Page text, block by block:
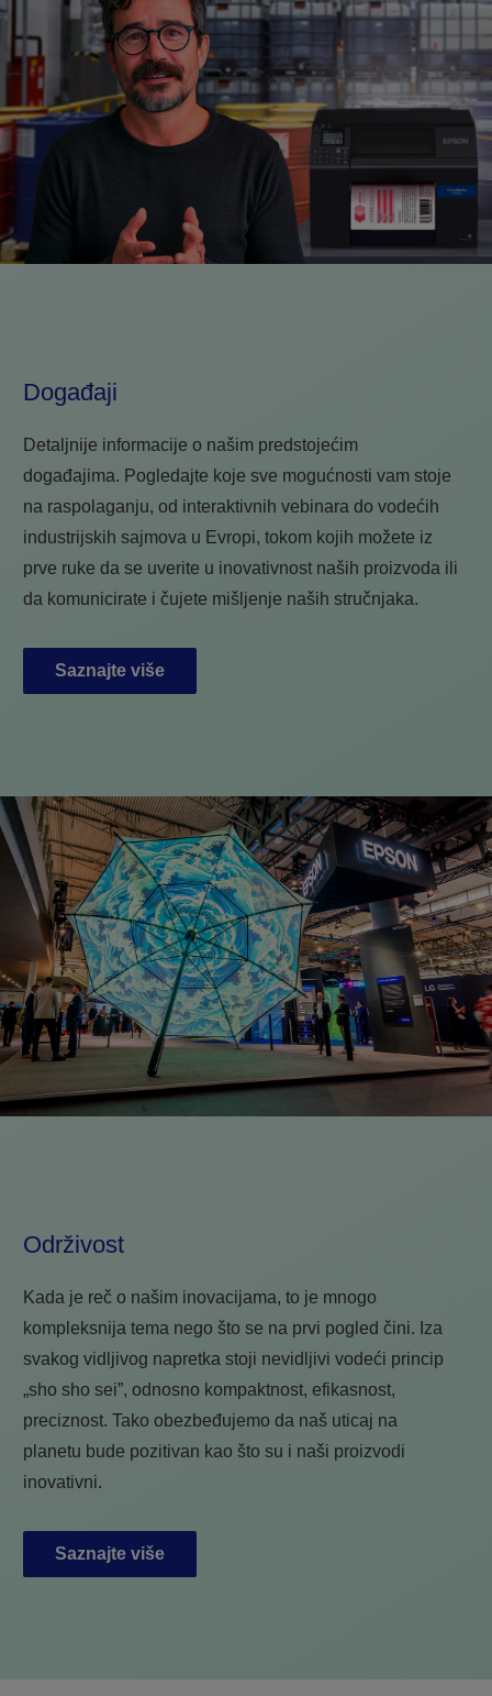
Događaji
Detaljnije informacije o našim predstojećim
događajima. Pogledajte koje sve mogućnosti vam stoje
na raspolaganju, od interaktivnih vebinara do vodećih
industrijskih sajmova u Evropi, tokom kojih možete iz
prve ruke da se uverite u inovativnost naših proizvoda ili
da komunicirate i čujete mišljenje naših stručnjaka.
Saznajte više
Održivost
Kada je reč o našim inovacijama, to je mnogo
kompleksnija tema nego što se na prvi pogled čini. Iza
svakog vidljivog napretka stoji nevidljivi vodeći princip
„sho sho sei”, odnosno kompaktnost, efikasnost,
preciznost. Tako obezbeđujemo da naš uticaj na
planetu bude pozitivan kao što su i naši proizvodi
inovativni.
Saznajte više